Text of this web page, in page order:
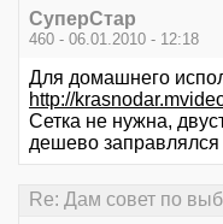
СуперСтар
460 - 06.01.2010 - 12:18
Для домашнего
http://
Сетка не нужна,
дешево заправлялся
Re: Дам совет по